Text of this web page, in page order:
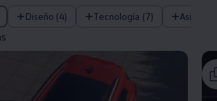
Diseño (4) Tecnología (7)